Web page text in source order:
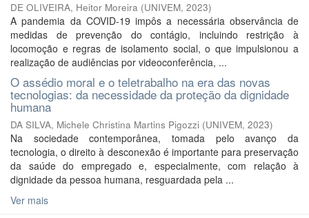
DE OLIVEIRA, Heitor Moreira (UNIVEM, 2023)
A pandemia da COVID-19 impôs a necessária observância de
medidas de prevenção do contágio, incluindo restrição à
locomoção e regras de isolamento social, o que impulsionou a
realização de audiências por videoconferência, ...
O assédio moral e o teletrabalho na era das novas
tecnologias: da necessidade da proteção da dignidade
humana
DA SILVA, Michele Christina Martins Pigozzi (UNIVEM, 2023)
Na sociedade contemporânea, tomada pelo avanço da
tecnologia, o direito à desconexão é importante para preservação
da saúde do empregado e, especialmente, com relação à
dignidade da pessoa humana, resguardada pela ...
Ver mais